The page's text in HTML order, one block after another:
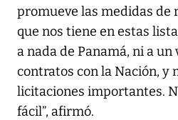
promueve las medidas de
que nos tiene en estas
a nada de Panamá, ni a un
contratos con la Nación, y
licitaciones importantes.
fácil”, afirmó.